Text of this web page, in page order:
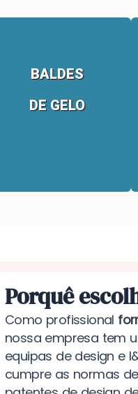
BALDES
DE GELO
Porquê
Como profissional
nossa empresa tem
equipas de design e
cumpre as normas